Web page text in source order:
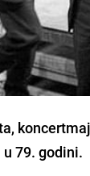
79. godini.